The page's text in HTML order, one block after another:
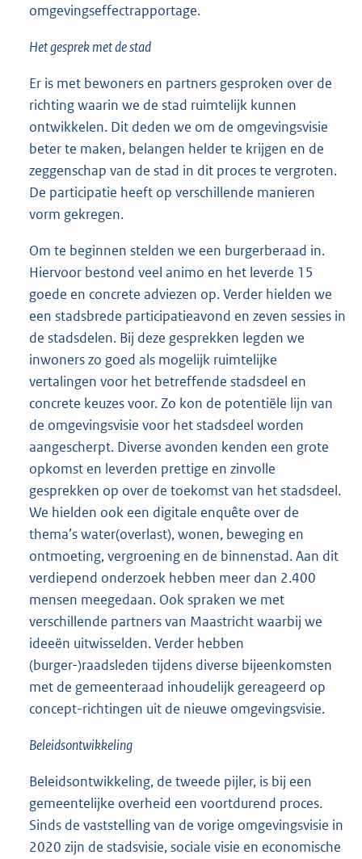
omgevingseffectrapportage.
Het gesprek met de stad
Er is met bewoners en partners gesproken over de
richting waarin we de stad ruimtelijk kunnen
ontwikkelen. Dit deden we om de omgevingsvisie
beter te maken, belangen helder te krijgen en de
zeggenschap van de stad in dit proces te vergroten.
De participatie heeft op verschillende manieren
vorm gekregen.
Om te beginnen stelden we een burgerberaad in.
Hiervoor bestond veel animo en het leverde 15
goede en concrete adviezen op. Verder hielden we
een stadsbrede participatieavond en zeven sessies in
de stadsdelen. Bij deze gesprekken legden we
inwoners zo goed als mogelijk ruimtelijke
vertalingen voor het betreffende stadsdeel en
concrete keuzes voor. Zo kon de potentiële lijn van
de omgevingsvisie voor het stadsdeel worden
aangescherpt. Diverse avonden kenden een grote
opkomst en leverden prettige en zinvolle
gesprekken op over de toekomst van het stadsdeel.
We hielden ook een digitale enquête over de
thema’s water(overlast), wonen, beweging en
ontmoeting, vergroening en de binnenstad. Aan dit
verdiepend onderzoek hebben meer dan 2.400
mensen meegedaan. Ook spraken we met
verschillende partners van Maastricht waarbij we
ideeën uitwisselden. Verder hebben
(burger-)raadsleden tijdens diverse bijeenkomsten
met de gemeenteraad inhoudelijk gereageerd op
concept-richtingen uit de nieuwe omgevingsvisie.
Beleidsontwikkeling
Beleidsontwikkeling, de tweede pijler, is bij een
gemeentelijke overheid een voortdurend proces.
Sinds de vaststelling van de vorige omgevingsvisie in
2020 zijn de stadsvisie, sociale visie en economische